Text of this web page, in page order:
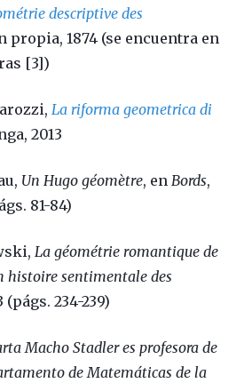
descriptive des
propia, 1874 (se encuentra en
[3])
La riforma geometrica di
2013
Un Hugo géomètre, en Bords,
81-84)
La géométrie romantique de
histoire sentimentale des
(págs. 234-239)
Macho Stadler es profesora de
de Matemáticas de la